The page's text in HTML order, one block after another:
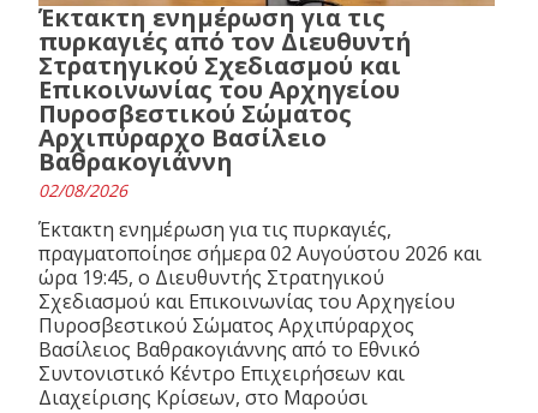
Έκτακτη ενημέρωση για τις
πυρκαγιές από τον Διευθυντή
Στρατηγικού Σχεδιασμού και
Επικοινωνίας του Αρχηγείου
Πυροσβεστικού Σώματος
Αρχιπύραρχο Βασίλειο
Βαθρακογιάννη
02/08/2026
Έκτακτη ενημέρωση για τις πυρκαγιές,
πραγματοποίησε σήμερα 02 Αυγούστου 2026 και
ώρα 19:45, ο Διευθυντής Στρατηγικού
Σχεδιασμού και Επικοινωνίας του Αρχηγείου
Πυροσβεστικού Σώματος Αρχιπύραρχος
Βασίλειος Βαθρακογιάννης από το Εθνικό
Συντονιστικό Κέντρο Επιχειρήσεων και
Διαχείρισης Κρίσεων, στο Μαρούσι